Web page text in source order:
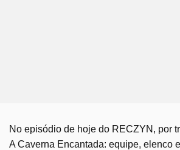
No episódio de hoje do RECZYN, por
A Caverna Encantada: equipe, elenco